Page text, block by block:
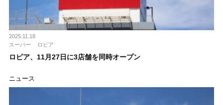
2025.11.18
スーパー
ロピア
ロピア、11月27日に3店舗を同時オープン
ニュース